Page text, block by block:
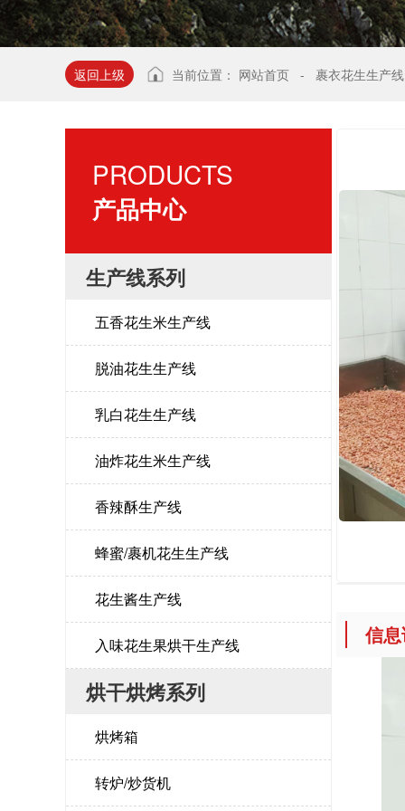
返回上级 当前位置： 网站首页 - 裹衣花生生产线
PRODUCTS
产品中心
生产线系列
五香花生米生产线
脱油花生生产线
乳白花生生产线
油炸花生米生产线
香辣酥生产线
蜂蜜/裹机花生生产线
花生酱生产线
入味花生果烘干生产线
烘干烘烤系列
烘烤箱
转炉/炒货机
信